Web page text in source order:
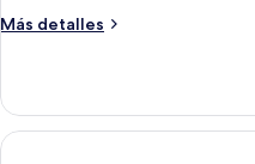
camas
a
la
Más detalles
Más
de
lujo
con